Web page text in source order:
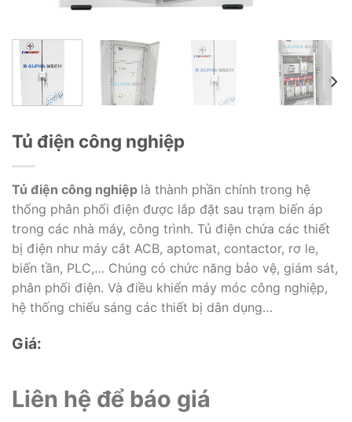
Tủ điện công nghiệp
Tủ điện công nghiệp là thành phần chính trong hệ
thống phân phối điện được lắp đặt sau trạm biến áp
trong các nhà máy, công trình. Tủ điện chứa các thiết
bị điện như máy cắt ACB, aptomat, contactor, rơ le,
biến tần, PLC,… Chúng có chức năng bảo vệ, giám sát,
phân phối điện. Và điều khiển máy móc công nghiệp,
hệ thống chiếu sáng các thiết bị dân dụng…
Giá:
Liên hệ để báo giá